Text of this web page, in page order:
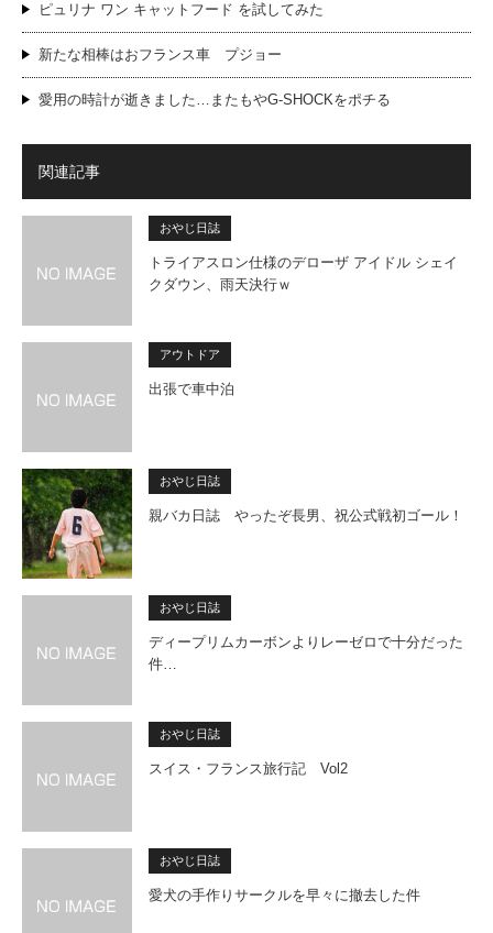
ピュリナ ワン キャットフード を試してみた
新たな相棒はおフランス車 プジョー
愛用の時計が逝きました…またもやG-SHOCKをポチる
関連記事
おやじ日誌
トライアスロン仕様のデローザ アイドル シェイ
クダウン、雨天決行ｗ
アウトドア
出張で車中泊
おやじ日誌
親バカ日誌 やったぞ長男、祝公式戦初ゴール！
おやじ日誌
ディープリムカーボンよりレーゼロで十分だった
件…
おやじ日誌
スイス・フランス旅行記 Vol2
おやじ日誌
愛犬の手作りサークルを早々に撤去した件